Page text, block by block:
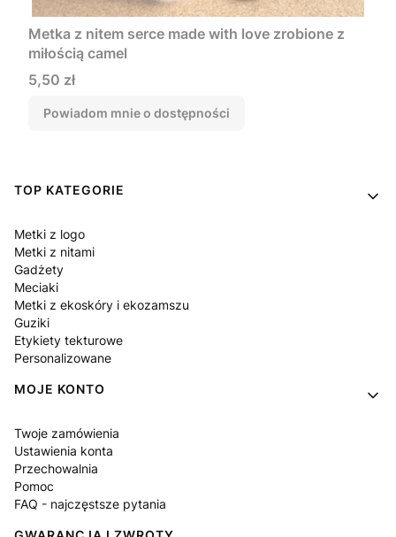
Metka z nitem serce made with love zrobione z
miłością camel
Cena
5,50 zł
Powiadom mnie o dostępności
Linki w stopce
TOP KATEGORIE
Metki z logo
Metki z nitami
Gadżety
Meciaki
Metki z ekoskóry i ekozamszu
Guziki
Etykiety tekturowe
Personalizowane
MOJE KONTO
Twoje zamówienia
Ustawienia konta
Przechowalnia
Pomoc
FAQ - najczęstsze pytania